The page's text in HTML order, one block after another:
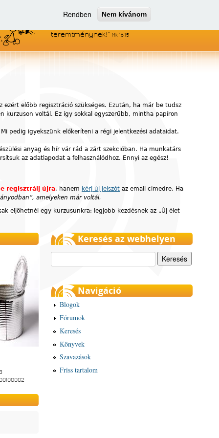
Rendben Nem kívánom
Menjetek el az egész világra, és
teremtménynek!
Mk 16,15
előbb regisztráció szükséges. Ezután, ha már be tudsz
kurzuson voltál. Ez így sokkal egyszerűbb, mintha papíron
pedig igyekszünk előkeríteni a régi jelentkezési adataidat.
anyag és hír vár rád a zárt szekcióban. Ha munkatárs
az adatlapodat a felhasználódhoz. Ennyi az egész!
regisztrálj újra, hanem kérj új jelszót az email címedre. Ha
amelyeken már voltál.
eljöhetnél egy kurzusunkra: legjobb kezdésnek az „Új élet
Keresés az webhelyen
Navigáció
Blogok
Fórumok
Keresés
Könyvek
Szavazások
Friss tartalom